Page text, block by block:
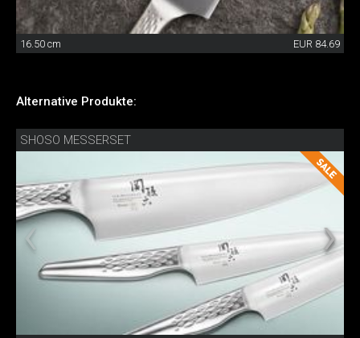
16.50 cm EUR 84.69
Alternative Produkte:
SHOSO MESSERSET